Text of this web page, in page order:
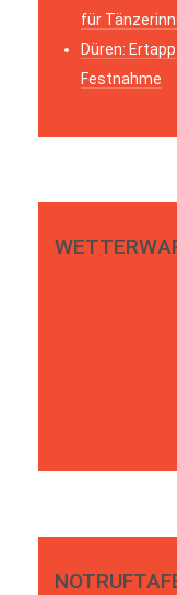
für
Düren:
Festnahme